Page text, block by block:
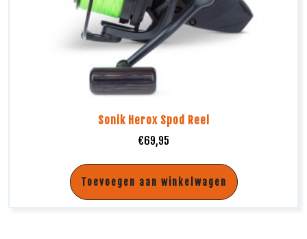
Sonik Herox Spod Reel
€69,95
Toevoegen aan winkelwagen